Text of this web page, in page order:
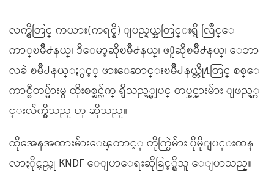
လက္ရွိတြင္ ကယား(ကရင္နီ) ျပည္နယ္အတြင္းရွိ လြိဳင္ေ
ကာ္ၿမိဳ႕နယ္၊ ဒီေမာ့ဆိုၿမိဳ႕နယ္၊ ဖ႐ူဆိုၿမိဳ႕နယ္၊ ေဘာ
လခဲ ၿမိဳ႕နယ္ႏွင့္ ဖားေဆာင္းၿမိဳ႕နယ္တို႔တြင္ စစ္ေ
ကာင္စီတပ္မ်ားမွ ထိုးစစ္ဆင္လ်က္ ရွိသည့္အျပင္ တပ္အင္အားမ်ား ျဖည့္တ
င္းလ်က္ရွိသည္ ဟု ဆိုသည္။
ထိုအေနအထားမ်ားေၾကာင့္ တိုက္ပြဲမ်ား ပိုမိုျပင္းထန္
လာႏိုင္သည္ဟု KNDF ေျပာေရးဆိုခြင့္ရွိသူ ေျပာသည္။